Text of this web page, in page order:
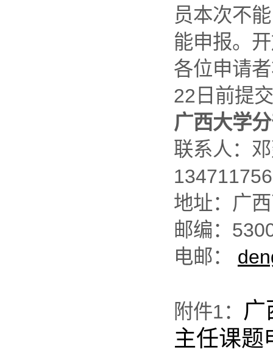
员本次不
能申报。
各位申请
22日前提
广西大学
联系人：
地址：广
邮编：
电邮：
附件1： 广
主任课题